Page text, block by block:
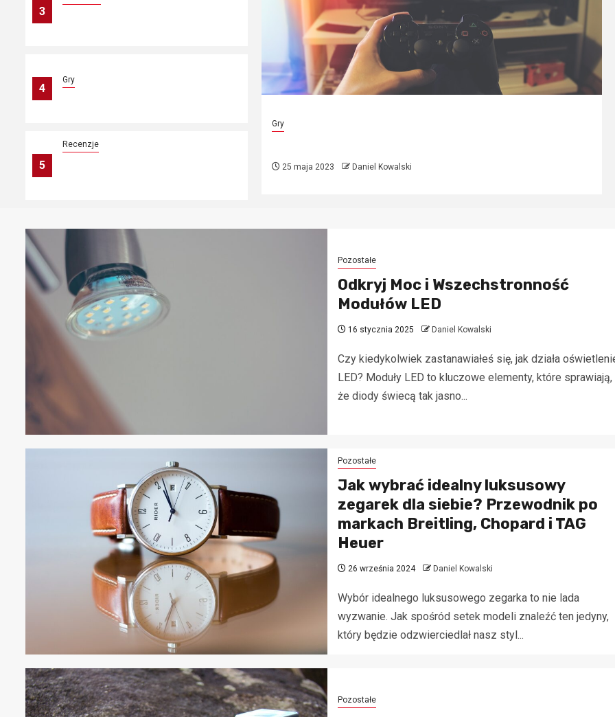
3
4
Gry
5
Recenzje
Gry
25 maja 2023 Daniel Kowalski
Lista
artykułów
Pozostałe
Odkryj Moc i Wszechstronność
Modułów LED
16 stycznia 2025 Daniel Kowalski
Czy kiedykolwiek zastanawiałeś się, jak działa
LED? Moduły LED to kluczowe elementy, które sprawiają,
że diody świecą tak jasno...
Pozostałe
Jak wybrać idealny luksusowy
zegarek dla siebie? Przewodnik po
markach Breitling, Chopard i TAG
Heuer
26 września 2024 Daniel Kowalski
Wybór idealnego luksusowego zegarka to nie lada
wyzwanie. Jak spośród setek modeli znaleźć ten jedyny,
który będzie odzwierciedlał nasz styl...
Pozostałe